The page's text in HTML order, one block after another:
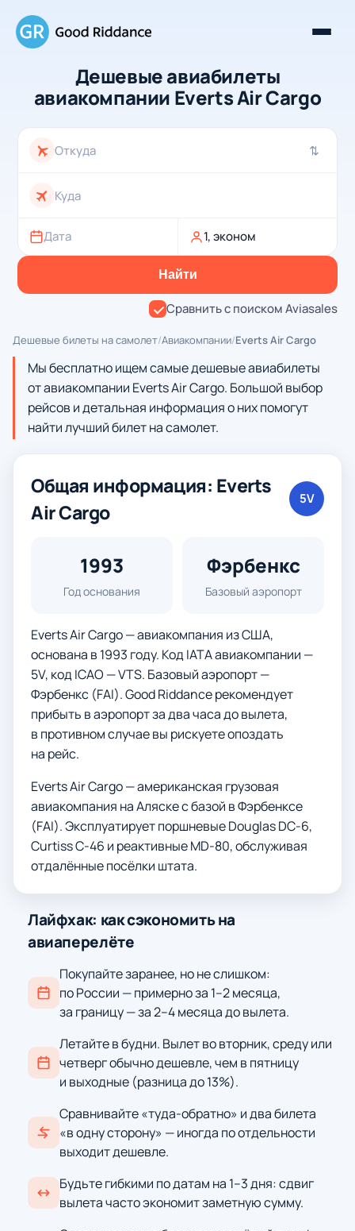
Дешевые авиабилеты
авиакомпании Everts Air Cargo
⇄
Дата 1, эконом
Найти
Сравнить с поиском Aviasales
Дешевые билеты на самолет/Авиакомпании/Everts Air Cargo
Мы бесплатно ищем самые дешевые авиабилеты
от авиакомпании Everts Air Cargo. Большой выбор
рейсов и детальная информация о них помогут
найти лучший билет на самолет.
Общая информация: Everts
Air Cargo
5V
1993
Год основания
Фэрбенкс
Базовый аэропорт
Everts Air Cargo — авиакомпания из США,
основана в 1993 году. Код IATA авиакомпании —
5V, код ICAO — VTS. Базовый аэропорт —
Фэрбенкс (FAI). Good Riddance рекомендует
прибыть в аэропорт за два часа до вылета,
в противном случае вы рискуете опоздать
на рейс.
Everts Air Cargo — американская грузовая
авиакомпания на Аляске с базой в Фэрбенксе
(FAI). Эксплуатирует поршневые Douglas DC-6,
Curtiss C-46 и реактивные MD-80, обслуживая
отдалённые посёлки штата.
Лайфхак: как сэкономить на
авиаперелёте
Покупайте заранее, но не слишком:
по России — примерно за 1–2 месяца,
за границу — за 2–4 месяца до вылета.
Летайте в будни. Вылет во вторник, среду или
четверг обычно дешевле, чем в пятницу
и выходные (разница до 13%).
Сравнивайте «туда-обратно» и два билета
«в одну сторону» — иногда по отдельности
выходит дешевле.
Будьте гибкими по датам на 1–3 дня: сдвиг
вылета часто экономит заметную сумму.